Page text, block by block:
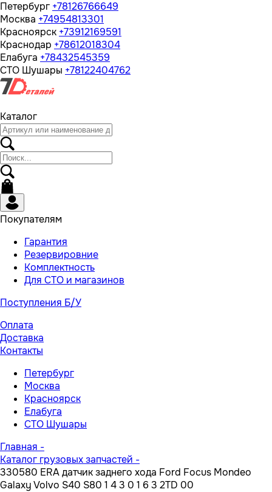
Петербург +78126766649
Москва +74954813301
Красноярск +73912169591
Краснодар +78612018304
Елабуга +78432545359
СТО Шушары +78122404762
Каталог
Покупателям
Гарантия
Резервировние
Комплектность
Для СТО и магазинов
Поступления Б/У
Оплата
Доставка
Контакты
Петербург
Москва
Красноярск
Елабуга
СТО Шушары
Главная -
Каталог грузовых запчастей -
330580 ERA датчик заднего хода Ford Focus Mondeo
Galaxy Volvo S40 S80 1 4 3 0 1 6 3 2TD 00